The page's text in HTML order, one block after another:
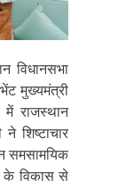
विधानसभा
भेंट मुख्यमंत्री
राजस्थान
शिष्टाचार
समसामयिक
के विकास से